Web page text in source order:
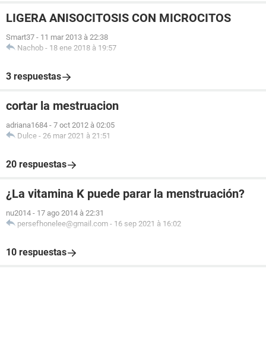
LIGERA ANISOCITOSIS CON MICROCITOS
Smart37 - 11 mar 2013 à 22:38
Nachob - 18 ene 2018 à 19:57
3 respuestas
cortar la mestruacion
adriana1684 - 7 oct 2012 à 02:05
Dulce - 26 mar 2021 à 21:51
20 respuestas
¿La vitamina K puede parar la menstruación?
nu2014 - 17 ago 2014 à 22:31
persefhonelee@gmail.com - 16 sep 2021 à 16:02
10 respuestas